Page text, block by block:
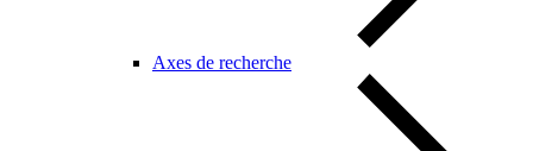
Axes de recherche